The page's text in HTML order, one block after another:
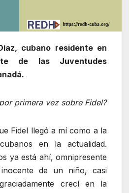
cubano residente en
de las Juventudes
primera vez sobre Fidel?
Fidel llegó a mí como a la
en la actualidad.
ya está ahí, omnipresente
de un niño, casi
crecí en la